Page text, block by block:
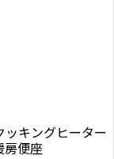
ッキングヒーター
房便座